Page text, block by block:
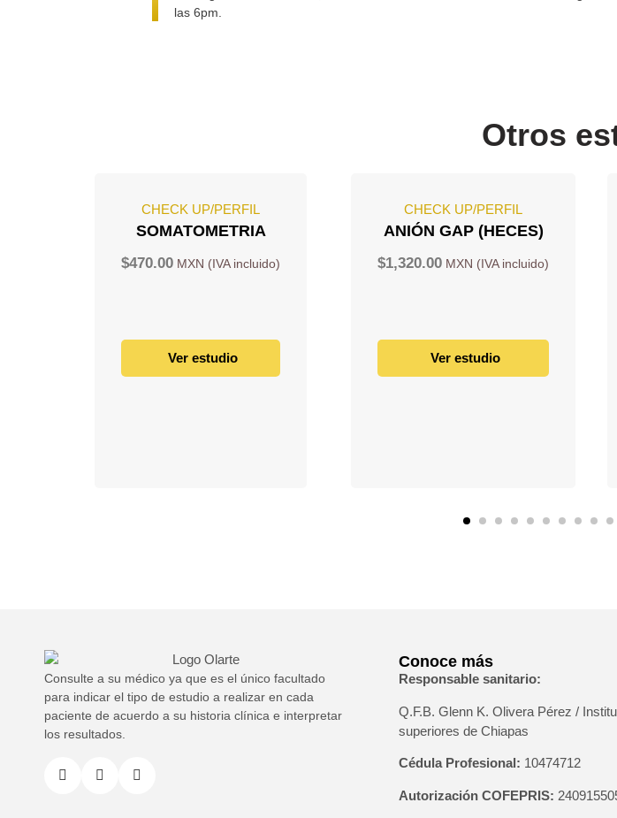
las 6pm.
Otros
CHECK UP/PERFIL
SOMATOMETRIA
$470.00
Ver estudio
CHECK UP/PERFIL
ANIÓN GAP (HECES)
$1,320.00
Ver estudio
Consulte a su médico ya que es el único facultado
para indicar el tipo de estudio a realizar en cada
paciente de acuerdo a su historia clínica e interpretar
los resultados.
Conoce más
Responsable sanitario:
Q.F.B. Glenn K. Olivera Pérez /
superiores de Chiapas
Cédula Profesional: 10474712
Autorización COFEPRIS: